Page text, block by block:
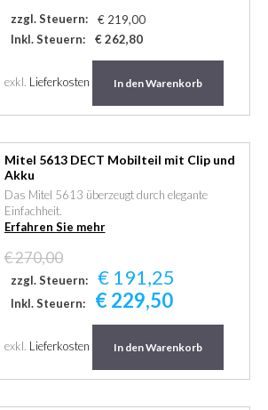
zzgl. Steuern:
€ 219,00
Inkl. Steuern:
€ 262,80
exkl. Lieferkosten In den Warenkorb
Mitel 5613 DECT Mobilteil mit Clip und
Akku
Das Mitel 5613 überzeugt durch elegante
Einfachheit.
Erfahren Sie mehr
€ 270,00
zzgl. Steuern: € 191,25
Inkl. Steuern: € 229,50
exkl. Lieferkosten In den Warenkorb